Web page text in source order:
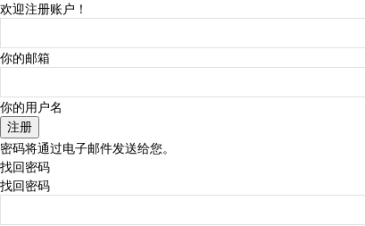
欢迎注册账户！
你的邮箱
你的用户名
密码将通过电子邮件发送给您。
找回密码
找回密码